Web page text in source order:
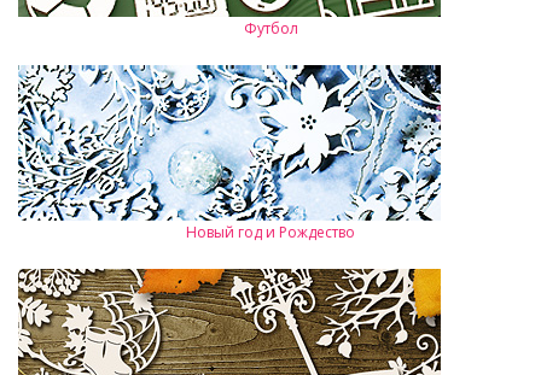
Футбол
Новый год и Рождество